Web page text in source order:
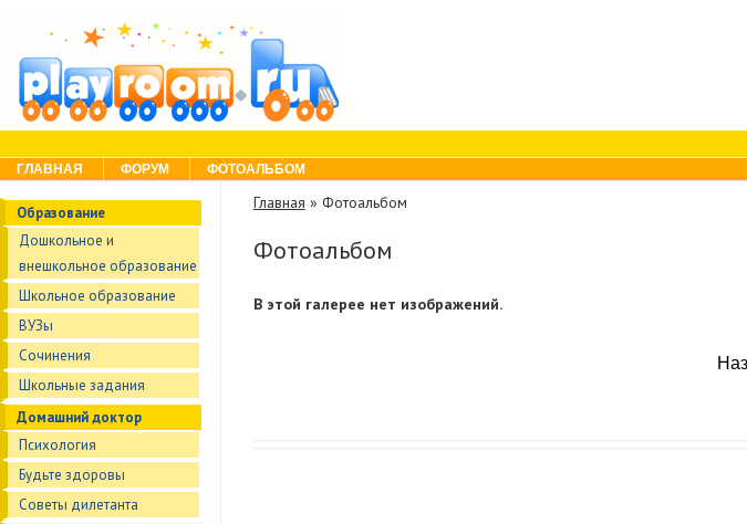
Menu
Skip to content
ГЛАВНАЯ ФОРУМ ФОТОАЛЬБОМ
Образование
Дошкольное и
внешкольное образование
Школьное образование
ВУЗы
Сочинения
Школьные задания
Домашний доктор
Психология
Будьте здоровы
Советы дилетанта
Главная » Фотоальбом
Фотоальбом
В этой галерее нет изображений.